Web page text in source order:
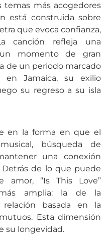
más acogedores
está construida sobre
que evoca confianza,
canción refleja una
momento de gran
de un periodo marcado
en Jamaica, su exilio
su regreso a su isla
en la forma en que el
búsqueda de
una conexión
de lo que puede
amor, “Is This Love”
amplia: la de la
basada en la
Esta dimensión
su longevidad.